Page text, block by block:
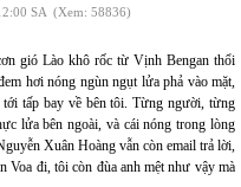
SA (Xem: 58836)
gió Lào khô rốc từ Vịnh Bengan thổi
hơi nóng ngùn ngụt lửa phả vào mặt,
tấp bay về bên tôi. Từng người, từng
lửa bên ngoài, và cái nóng trong lòng
Xuân Hoàng vẫn còn email trả lời,
Voa đi, tôi còn đùa anh mệt như vậy mà